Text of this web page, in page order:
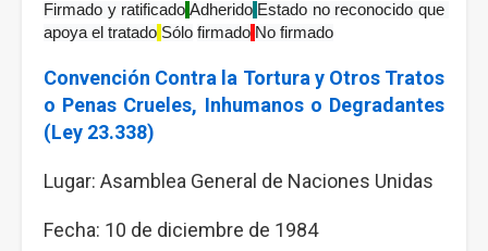
Firmado y ratificado Adherido Estado no reconocido que
apoya el tratado Sólo firmado No firmado
Convención Contra la Tortura y Otros Tratos
o Penas Crueles, Inhumanos o Degradantes
(Ley 23.338)
Lugar: Asamblea General de Naciones Unidas
Fecha: 10 de diciembre de 1984